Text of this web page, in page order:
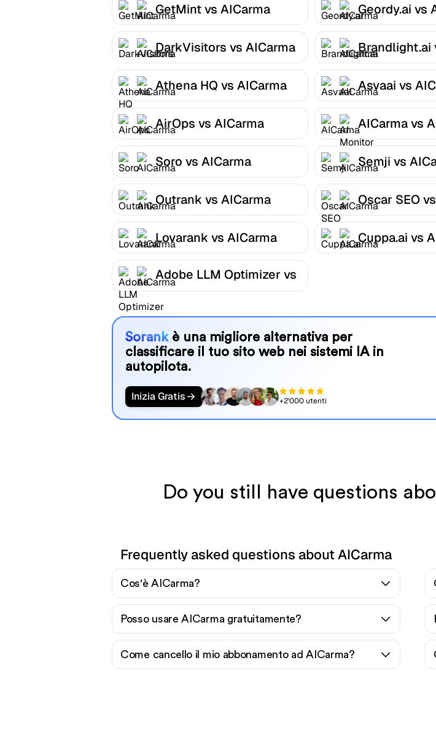
GetMint vs AICarma Geordy.ai vs
DarkVisitors vs AICarma Brandlight.ai
Athena HQ vs AICarma Asvaai vs
AirOps vs AICarma AICarma vs
Soro vs AICarma Semji vs
Outrank vs AICarma Oscar SEO
Lovarank vs AICarma Cuppa.ai vs
Adobe LLM Optimizer vs
AICarma
Sorank è una migliore alternativa per
classificare il tuo sito web nei sistemi IA in
autopilota.
Inizia Gratis +2'000 utenti
Do you still have questions
Frequently asked questions about AICarma
Cos'è AICarma?
Posso usare AICarma gratuitamente?
Come cancello il mio abbonamento ad AICarma?